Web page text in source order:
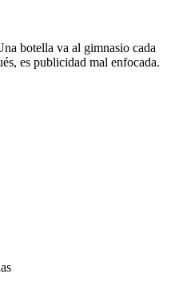
botella va al gimnasio cada
es publicidad mal enfocada.